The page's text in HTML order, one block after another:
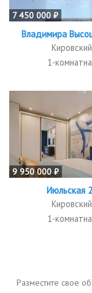
7 450 000 ₽
Владимира
Кировский
1-
9 950 000 ₽
Июльская
Кировский
1-
Разместите свое